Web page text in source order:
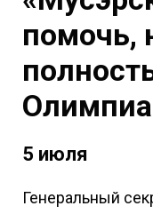
помочь,
5 июля
Генеральный